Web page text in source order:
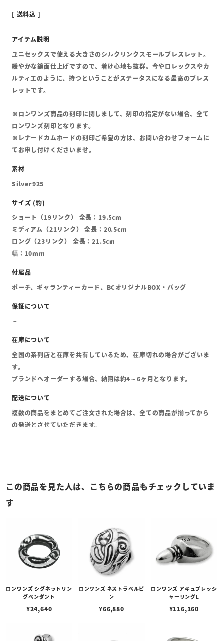
送料込
ユニセックスで使える大きさのシルクリンクスモールブレスレット。
緩やかな鏡面仕上げですので、着け心地も抜群。今やロレックスやカ
ルティエのように、持つということがステータスになる最高のブレス
レットです。
※ロンワンズ商品の刻印に関しまして、刻印の指定がない場合、全て
ロンワンズ刻印となります。
※レナードカムホードの刻印ご希望の方は、お問い合わせフォームに
てお申し付けくださいませ。
Silver925
ショート（19リンク） 全長：19.5cm
ミディアム（21リンク） 全長：20.5cm
ロング（23リンク） 全長：21.5cm
幅：10mm
ポーチ、ギャランティーカード、BCオリジナルBOX・バッグ
全国の系列店と在庫を共有しているため、在庫切れの場合がございま
す。
ブランドへオーダーする場合、納期は約4～6ヶ月となります。
複数の商品をまとめてご注文された場合は、全ての商品が揃ってから
の発送とさせていただきます。
この商品を見た人は、こちらの商品もチェックしていま
す
ロンワンズ シグネットリン
グペンダント
¥24,640
ロンワンズ ネストラペルピ
ン
¥66,880
ロンワンズ アキュプレッシ
ャーリングL
¥116,160